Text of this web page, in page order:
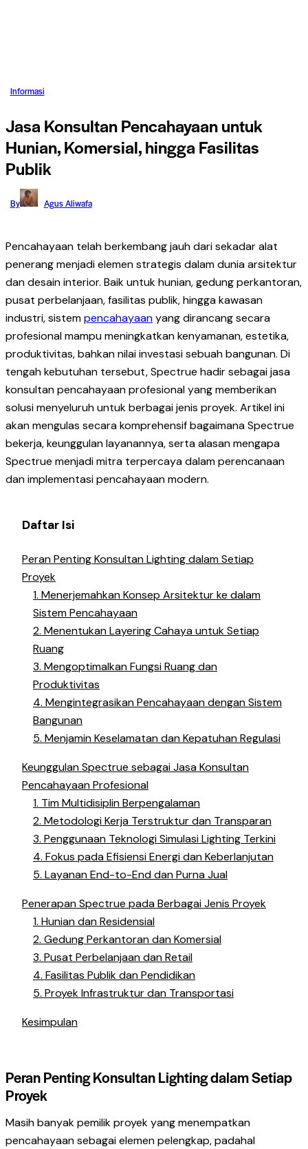
Informasi
Jasa Konsultan Pencahayaan untuk
Hunian, Komersial, hingga Fasilitas
Publik
By Agus Aliwafa
Pencahayaan telah berkembang jauh dari sekadar alat
penerang menjadi elemen strategis dalam dunia arsitektur
dan desain interior. Baik untuk hunian, gedung perkantoran,
pusat perbelanjaan, fasilitas publik, hingga kawasan
industri, sistempencahayaanyang dirancang secara
profesional mampu meningkatkan kenyamanan, estetika,
produktivitas, bahkan nilai investasi sebuah bangunan. Di
tengah kebutuhan tersebut, Spectrue hadir sebagai jasa
konsultan pencahayaan profesional yang memberikan
solusi menyeluruh untuk berbagai jenis proyek. Artikel ini
akan mengulas secara komprehensif bagaimana Spectrue
bekerja, keunggulan layanannya, serta alasan mengapa
Spectrue menjadi mitra terpercaya dalam perencanaan
dan implementasi pencahayaan modern.
Daftar Isi
Peran Penting Konsultan Lighting dalam Setiap
Proyek
1. Menerjemahkan Konsep Arsitektur ke dalam
Sistem Pencahayaan
2. Menentukan Layering Cahaya untuk Setiap
Ruang
3. Mengoptimalkan Fungsi Ruang dan
Produktivitas
4. Mengintegrasikan Pencahayaan dengan Sistem
Bangunan
5. Menjamin Keselamatan dan Kepatuhan Regulasi
Keunggulan Spectrue sebagai Jasa Konsultan
Pencahayaan Profesional
1. Tim Multidisiplin Berpengalaman
2. Metodologi Kerja Terstruktur dan Transparan
3. Penggunaan Teknologi Simulasi Lighting Terkini
4. Fokus pada Efisiensi Energi dan Keberlanjutan
5. Layanan End-to-End dan Purna Jual
Penerapan Spectrue pada Berbagai Jenis Proyek
1. Hunian dan Residensial
2. Gedung Perkantoran dan Komersial
3. Pusat Perbelanjaan dan Retail
4. Fasilitas Publik dan Pendidikan
5. Proyek Infrastruktur dan Transportasi
Kesimpulan
Peran Penting Konsultan Lighting dalam Setiap
Proyek
Masih banyak pemilik proyek yang menempatkan
pencahayaan sebagai elemen pelengkap, padahal